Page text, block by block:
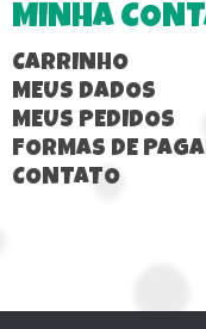
MINHA
CARRINHO
MEUS DADOS
MEUS PEDIDOS
FORMAS DE
CONTATO